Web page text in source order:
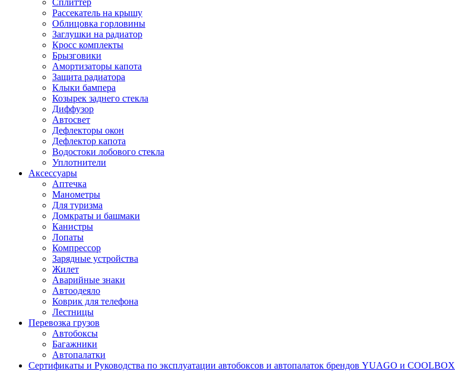
Сплиттер
Рассекатель на крышу
Облицовка горловины
Заглушки на радиатор
Кросс комплекты
Брызговики
Амортизаторы капота
Защита радиатора
Клыки бампера
Козырек заднего стекла
Диффузор
Автосвет
Дефлекторы окон
Дефлектор капота
Водостоки лобового стекла
Уплотнители
Аксессуары
Аптечка
Манометры
Для туризма
Домкраты и башмаки
Канистры
Лопаты
Компрессор
Зарядные устройства
Жилет
Аварийные знаки
Автоодеяло
Коврик для телефона
Лестницы
Перевозка грузов
Автобоксы
Багажники
Автопалатки
Сертификаты и Руководства по эксплуатации автобоксов и автопалаток брендов YUAGO и COOLBOX